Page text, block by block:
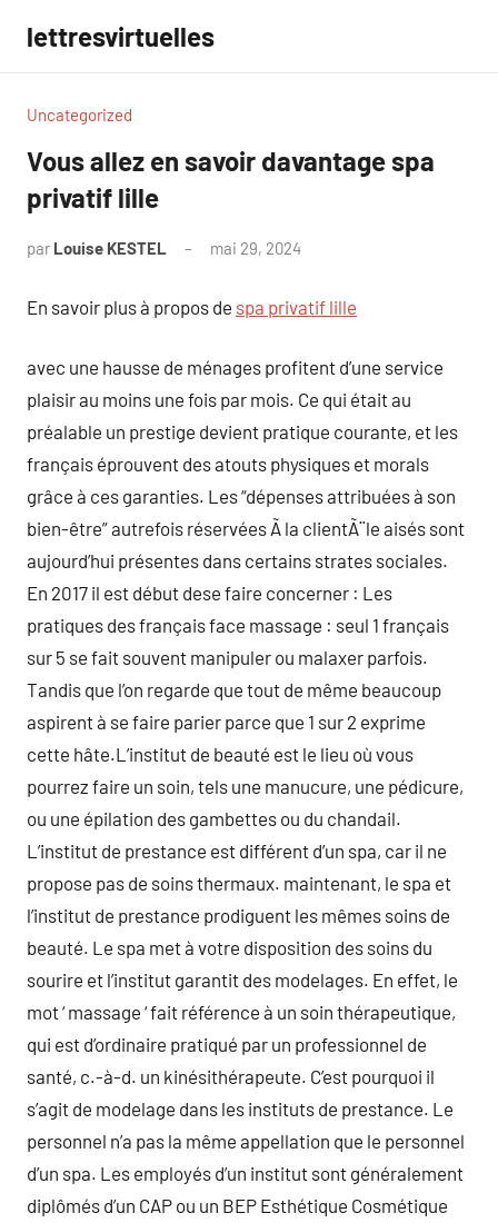
contenu
lettresvirtuelles
Uncategorized
Vous allez en savoir davantage spa
privatif lille
par Louise KESTEL mai 29, 2024
En savoir plus à propos de spa privatif lille
avec une hausse de ménages profitent d’une service
plaisir au moins une fois par mois. Ce qui était au
préalable un prestige devient pratique courante, et les
français éprouvent des atouts physiques et morals
grâce à ces garanties. Les “dépenses attribuées à son
bien-être” autrefois réservées Ã la clientÃ¨le aisés sont
aujourd’hui présentes dans certains strates sociales.
En 2017 il est début dese faire concerner : Les
pratiques des français face massage : seul 1 français
sur 5 se fait souvent manipuler ou malaxer parfois.
Tandis que l’on regarde que tout de même beaucoup
aspirent à se faire parier parce que 1 sur 2 exprime
cette hâte.L’institut de beauté est le lieu où vous
pourrez faire un soin, tels une manucure, une pédicure,
ou une épilation des gambettes ou du chandail.
L’institut de prestance est différent d’un spa, car il ne
propose pas de soins thermaux. maintenant, le spa et
l’institut de prestance prodiguent les mêmes soins de
beauté. Le spa met à votre disposition des soins du
sourire et l’institut garantit des modelages. En effet, le
mot ‘ massage ‘ fait référence à un soin thérapeutique,
qui est d’ordinaire pratiqué par un professionnel de
santé, c.-à-d. un kinésithérapeute. C’est pourquoi il
s’agit de modelage dans les instituts de prestance. Le
personnel n’a pas la même appellation que le personnel
d’un spa. Les employés d’un institut sont généralement
diplômés d’un CAP ou un BEP Esthétique Cosmétique